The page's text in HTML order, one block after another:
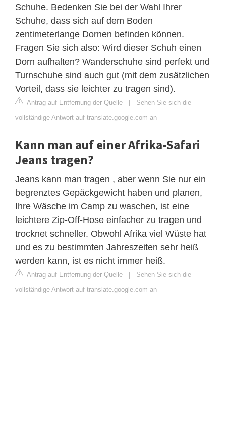
Schuhe. Bedenken Sie bei der Wahl Ihrer
Schuhe, dass sich auf dem Boden
zentimeterlange Dornen befinden können.
Fragen Sie sich also: Wird dieser Schuh einen
Dorn aufhalten? Wanderschuhe sind perfekt und
Turnschuhe sind auch gut (mit dem zusätzlichen
Vorteil, dass sie leichter zu tragen sind).
Antrag auf Entfernung der Quelle | Sehen Sie sich die
vollständige Antwort auf translate.google.com an
Kann man auf einer Afrika-Safari
Jeans tragen?
Jeans kann man tragen , aber wenn Sie nur ein
begrenztes Gepäckgewicht haben und planen,
Ihre Wäsche im Camp zu waschen, ist eine
leichtere Zip-Off-Hose einfacher zu tragen und
trocknet schneller. Obwohl Afrika viel Wüste hat
und es zu bestimmten Jahreszeiten sehr heiß
werden kann, ist es nicht immer heiß.
Antrag auf Entfernung der Quelle | Sehen Sie sich die
vollständige Antwort auf translate.google.com an